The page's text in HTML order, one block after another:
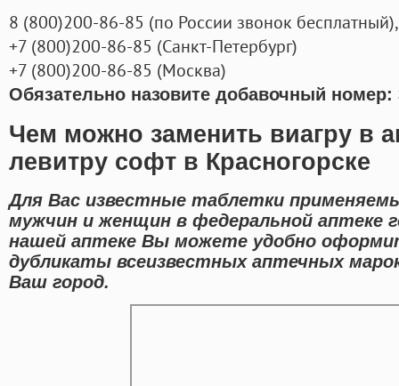
8 (800)200-86-85 (по России звонок бесплатный),
+7 (800)200-86-85 (Санкт-Петербург)
+7 (800)200-86-85 (Москва)
Обязательно назовите добавочный номер:
Чем можно заменить виагру в
левитру софт в Красногорске
Для Вас известные таблетки
мужчин и женщин в федеральной аптеке
нашей аптеке Вы можете удобно
дубликаты всеизвестных аптечных
Ваш город.